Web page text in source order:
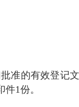
准的有效登记
1份。